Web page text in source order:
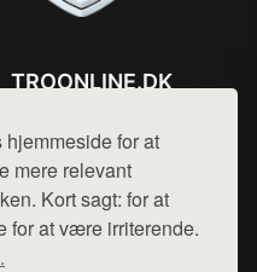
for at
mere relevant
Kort sagt: for at
for at være irriterende.
TROONLINE.DK
Mail: hej@want.dk
Cookie- og privatlivspolitik